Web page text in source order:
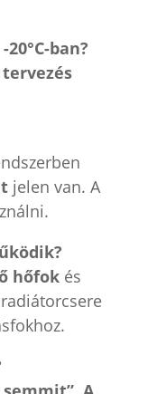
ban?
jelen van. A
hőfokés